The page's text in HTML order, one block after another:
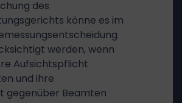
des
könne es im
werden, wenn
Aufsichtspflicht
und ihre
gegenüber Beamten